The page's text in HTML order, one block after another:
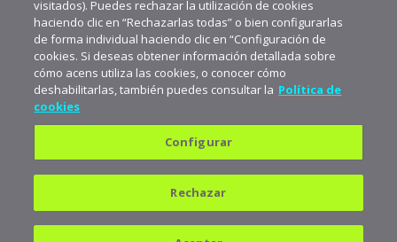
Política de privacidad
Política de cookies
Aviso legal
mantenerte a la última
visitados). Puedes rechazar la utilización de cookies
haciendo clic en “Rechazarlas todas” o bien configurarlas
de forma individual haciendo clic en “Configuración de
cookies. Si deseas obtener información detallada sobre
cómo acens utiliza las cookies, o conocer cómo
deshabilitarlas, también puedes consultar la Política de
cookies
Configurar
Rechazar